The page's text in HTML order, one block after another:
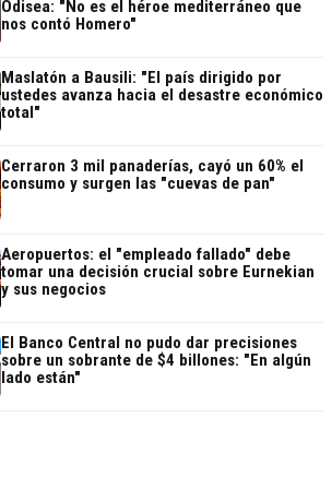
Odisea: "No es el héroe mediterráneo que
nos contó Homero"
Maslatón a Bausili: "El país dirigido por
ustedes avanza hacia el desastre económico
total"
Cerraron 3 mil panaderías, cayó un 60% el
consumo y surgen las "cuevas de pan"
Aeropuertos: el "empleado fallado" debe
tomar una decisión crucial sobre Eurnekian
y sus negocios
El Banco Central no pudo dar precisiones
sobre un sobrante de $4 billones: "En algún
lado están"